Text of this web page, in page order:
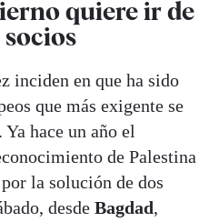
quiere ir de
inciden en que ha sido
que más exigente se
hace un año el
de Palestina
la solución de dos
desde Bagdad,